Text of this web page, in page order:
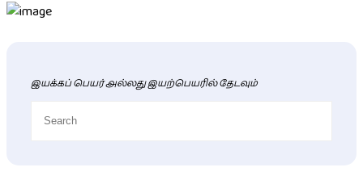
இயக்கப் பெயர் அல்லது இயற்பெயரில் தேடவும்